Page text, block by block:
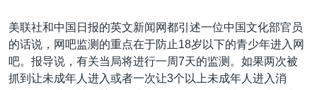
跳
到
检
欧洲
非洲
美洲
科教·文娱·体健
军事
劳工
白宫要闻
国会报道
美中关系
VOA视频
VOA今日焦点
中文广播
美联社和中国日报的英文新闻网都引述一位中国文化部官员
的话说，网吧监测的重点在于防止18岁以下的青少年进入网
吧。报导说，有关当局将进行一周7天的监测。如果两次被
抓到让未成年人进入或者一次让3个以上未成年人进入消